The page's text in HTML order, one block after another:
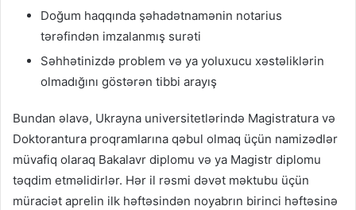
Doğum haqqında şəhadətnamənin notarius
tərəfindən imzalanmış surəti
Səhhətinizdə problem və ya yoluxucu xəstəliklərin
olmadığını göstərən tibbi arayış
Bundan əlavə, Ukrayna universitetlərində Magistratura və
Doktorantura proqramlarına qəbul olmaq üçün namizədlər
müvafiq olaraq Bakalavr diplomu və ya Magistr diplomu
təqdim etməlidirlər. Hər il rəsmi dəvət məktubu üçün
müraciət aprelin ilk həftəsindən noyabrın birinci həftəsinə